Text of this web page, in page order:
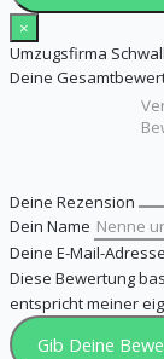
×
Umzugsfirma
Deine
Deine Rezension
Dein Name
Deine E-Mail-Adresse
Diese Bewertung
entspricht meiner
Gib Deine